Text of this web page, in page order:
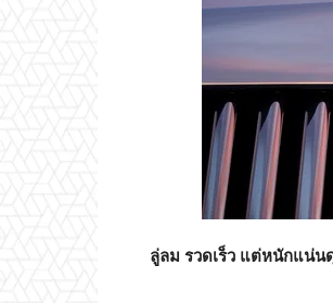
ลู่ลม รวดเร็ว แต่หนักแน่น